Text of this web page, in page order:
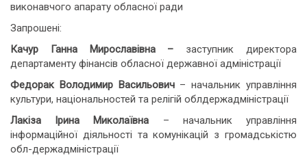
виконавчого апарату обласної ради
Запрошені:
Качур Ганна Мирославівна – заступник директора
департаменту фінансів обласної державної адміністрації
Федорак Володимир Васильович – начальник управління
культури, національностей та релігій облдержадміністрації
Лакіза Ірина Миколаївна – начальник управління
інформаційної діяльності та комунікацій з громадськістю
обл-держадміністрації